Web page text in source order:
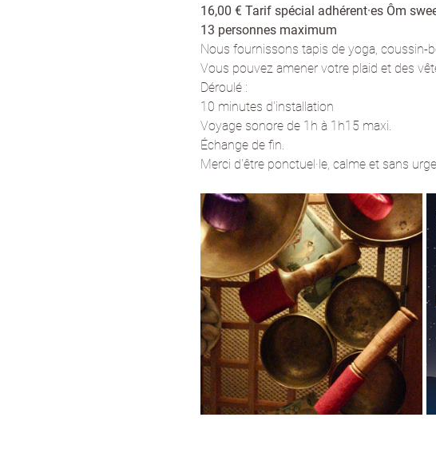
16,00 € Tarif spécial adhérent·es Ôm
13 personnes maximum
Nous fournissons tapis de yoga, coussin-
Vous pouvez amener votre plaid et des
Déroulé :
10 minutes d'installation
Voyage sonore de 1h à 1h15 maxi.
Échange de fin.
Merci d'être ponctuel·le, calme et sans